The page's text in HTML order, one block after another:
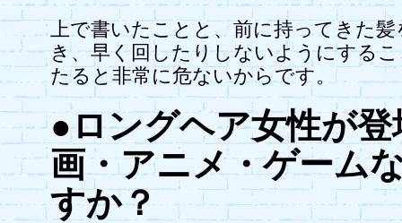
上で書いたことと、前に持ってきた
き、早く回したりしないようにする
たると非常に危ないからです。
●ロングヘア女性が
画・アニメ・ゲーム
すか？